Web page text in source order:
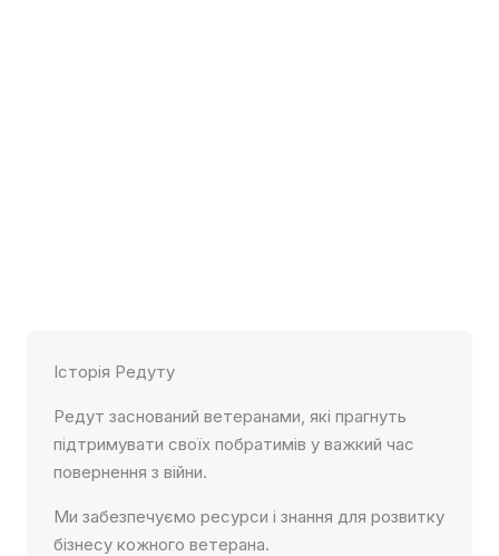
Історія Редуту
Редут заснований ветеранами, які прагнуть
підтримувати своїх побратимів у важкий час
повернення з війни.
Ми забезпечуємо ресурси і знання для розвитку
бізнесу кожного ветерана.